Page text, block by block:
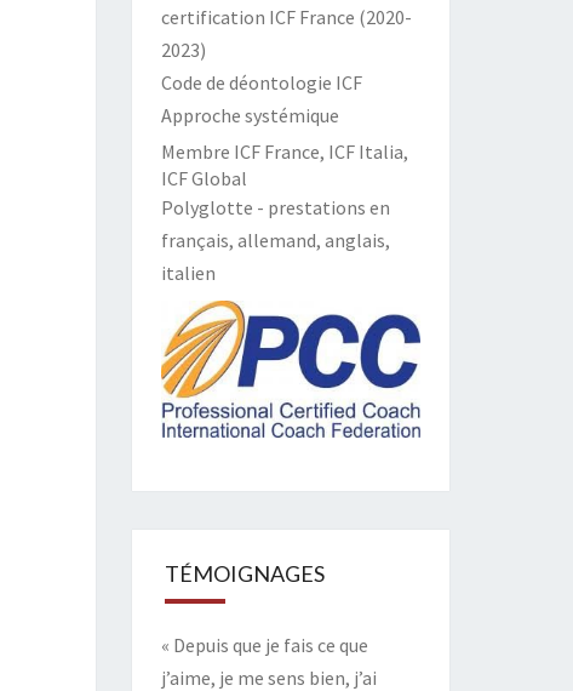
certification ICF France (2020-
2023)
Code de déontologie ICF
Approche systémique
Membre ICF France, ICF Italia,
ICF Global
Polyglotte - prestations en
français, allemand, anglais,
italien
TÉMOIGNAGES
« Depuis que je fais ce que
j’aime, je me sens bien, j’ai